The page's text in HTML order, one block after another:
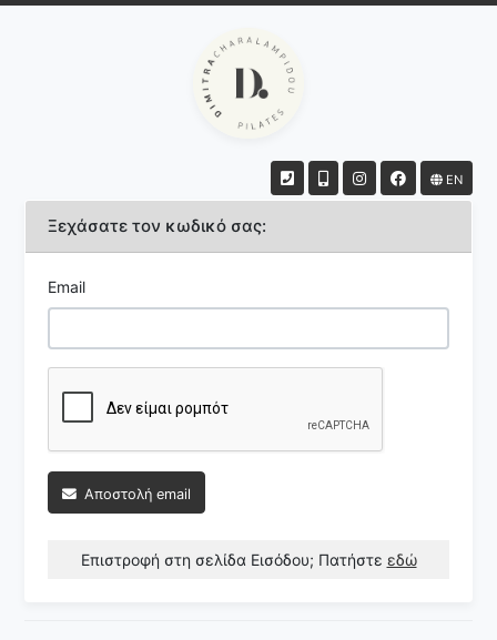
EN
Ξεχάσατε τον κωδικό σας:
Email
Αποστολή email
Επιστροφή στη σελίδα Εισόδου; Πατήστε εδώ